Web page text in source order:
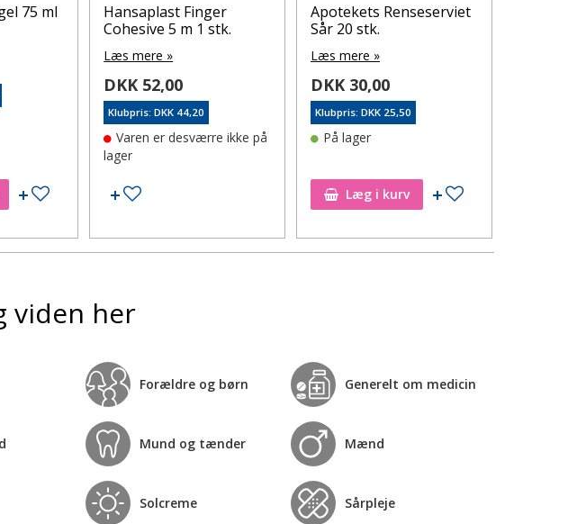
75 ml
Tilføj til ønskeseddel
Hansaplast Finger
Cohesive 5 m 1 stk.
Læs mere »
DKK 52,00
Klubpris: DKK 44,20
Varen er desværre ikke på
lager
Tilføj til ønskeseddel
Apotekets Renseserviet
Sår 20 stk.
Læs mere »
DKK 30,00
Klubpris: DKK 25,50
På lager
Læg i kurv Tilføj til ønskeseddel
viden her
Forældre og børn Generelt om medicin
Mund og tænder Mænd
Solcreme Sårpleje